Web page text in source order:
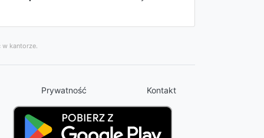
w kantorze.
Prywatność Kontakt